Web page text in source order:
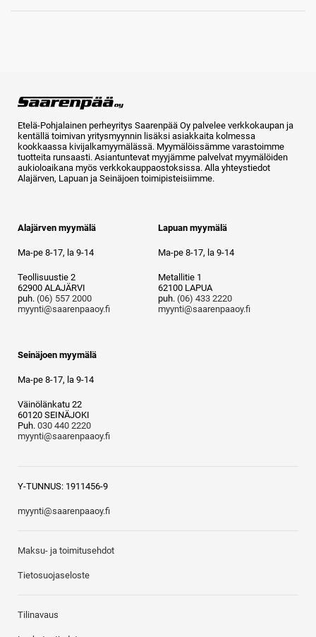
Etelä-Pohjalainen perheyritys Saarenpää Oy palvelee verkkokaupan ja
kentällä toimivan yritysmyynnin lisäksi asiakkaita kolmessa
kookkaassa kivijalkamyymälässä. Myymälöissämme varastoimme
tuotteita runsaasti. Asiantuntevat myyjämme palvelvat myymälöiden
aukioloaikana myös verkkokauppaostoksissa. Alla yhteystiedot
Alajärven, Lapuan ja Seinäjoen toimipisteisiimme.
Alajärven myymälä
Ma-pe 8-17, la 9-14
Teollisuustie 2
62900 ALAJÄRVI
puh. (06) 557 2000
myynti@saarenpaaoy.fi
Lapuan myymälä
Ma-pe 8-17, la 9-14
Metallitie 1
62100 LAPUA
puh. (06) 433 2220
myynti@saarenpaaoy.fi
Seinäjoen myymälä
Ma-pe 8-17, la 9-14
Väinölänkatu 22
60120 SEINÄJOKI
Puh. 030 440 2220
myynti@saarenpaaoy.fi
Y-TUNNUS: 1911456-9
myynti@saarenpaaoy.fi
Maksu- ja toimitusehdot
Tietosuojaseloste
Tilinavaus